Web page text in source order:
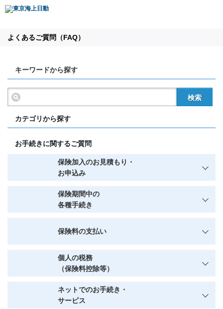
よくあるご質問（FAQ）
キーワードから探す
検索
カテゴリから探す
お手続きに関するご質問
保険加入のお見積もり・
お申込み
保険期間中の
各種手続き
保険料の支払い
個人の税務
（保険料控除等）
ネットでのお手続き・
サービス